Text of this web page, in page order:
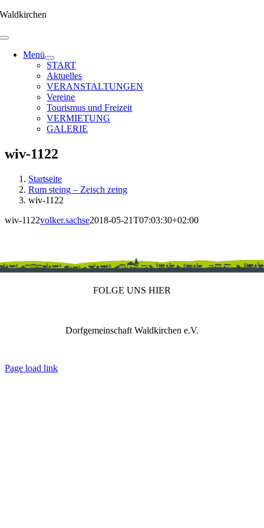
Zum
springen
Waldkirchen
Menü
START
Aktuelles
VERANSTALTUNGEN
Vereine
Tourismus und Freizeit
VERMIETUNG
GALERIE
wiv-1122
Startseite
Rum steing – Zeisch zeing
wiv-1122
wiv-1122volker.sachse2018-05-21T07:03:30+02:00
FOLGE UNS HIER
Dorfgemeinschaft Waldkirchen e.V.
Page load link